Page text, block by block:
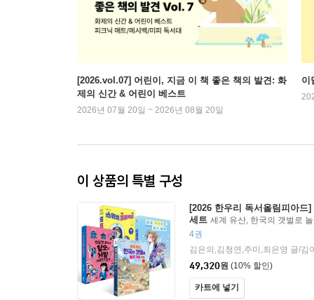
[2026.vol.07] 어린이, 지금 이 책 좋은 책의 발견: 화
제의 신간 & 어린이 베스트
2026년 07월 20일 ~ 2026년 08월 20일
이
이 상품의 특별 구성
[2026 한우리 독서올림피아드
세트 세계 유산, 한국의 갯벌로
는데 혐오와 차별이라고요? + 나
스위치 프로젝트
4권
49,320원 (10% 할인)
카트에 넣기